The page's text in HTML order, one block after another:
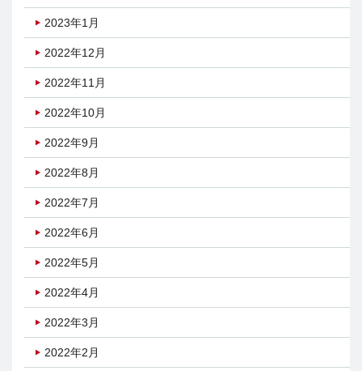
2023年1月
2022年12月
2022年11月
2022年10月
2022年9月
2022年8月
2022年7月
2022年6月
2022年5月
2022年4月
2022年3月
2022年2月